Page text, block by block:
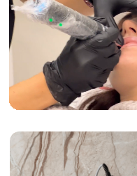
ИМЕЮТСЯ
СО
18+
Наименование
ОГРН/ОГРНИП:
ИНН:
Контакты